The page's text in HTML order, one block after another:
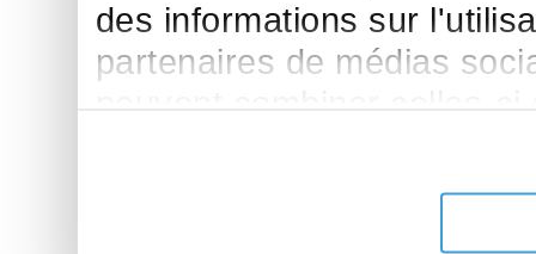
des informations sur
partenaires de médias